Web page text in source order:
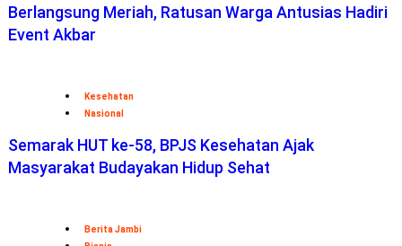
Berlangsung Meriah, Ratusan Warga Antusias Hadiri
Event Akbar
Kesehatan
Nasional
Semarak HUT ke-58, BPJS Kesehatan Ajak
Masyarakat Budayakan Hidup Sehat
Berita Jambi